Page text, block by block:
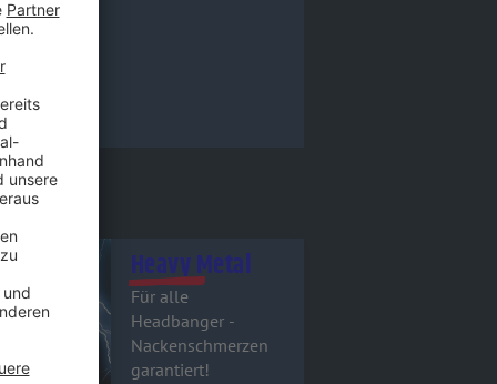
- Heavy Metal Heavy Metal
Für alle
Headbanger -
Nackenschmerzen
garantiert!